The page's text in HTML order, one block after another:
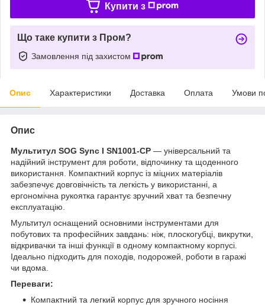
Купити з
Що таке купити з Пром?
Замовлення під захистом
Опис Характеристики Доставка Оплата Умови
Опис
Мультитул SOG Sync I SN1001-CP — універсальний та
надійний інструмент для роботи, відпочинку та щоденного
використання. Компактний корпус із міцних матеріалів
забезпечує довговічність та легкість у використанні, а
ергономічна рукоятка гарантує зручний хват та безпечну
експлуатацію.
Мультитул оснащений основними інструментами для
побутових та професійних завдань: ніж, плоскогубці, викрутки,
відкривачки та інші функції в одному компактному корпусі.
Ідеально підходить для походів, подорожей, роботи в гаражі
чи вдома.
Переваги:
Компактний та легкий корпус для зручного носіння